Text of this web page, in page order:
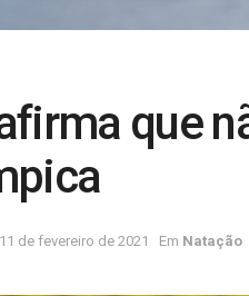
que
11 de fevereiro de 2021 Em Natação